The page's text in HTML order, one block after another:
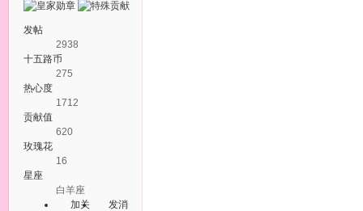
发帖
2938
十五路币
275
热心度
1712
贡献值
620
玫瑰花
16
星座
白羊座
加关
发消